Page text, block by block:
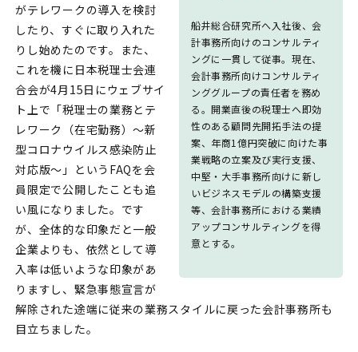
船井総合研究所へ入社後、会
計事務所向けのコンサルティ
ングに一貫して従事。現在、
会計事務所向けコンサルティ
ンググループの責任者を務め
る。開業直後の税理士へ即効
性のある顧問先開拓手法の提
案、年商1億円突破に向けた事
業戦略の立案及び実行支援、
中堅・大手事務所向けに新し
いビジネスモデルの構築支援
等、会計事務所における業績
アップコンサルティングを得
意とする。
がテレワークの導入を検討
したり、すぐに取り入れた
りし始めたのです。また、
これを機に日本税理士会連
合会が4月15日にウェブサイ
ト上で「税理士の業務とテ
レワーク（在宅勤務）～新
型コロナウイルス感染防止
対応版～」というFAQを会
員限定で公開したことも追
い風になりました。です
が、全体的な印象だと一般
企業よりも、依然として導
入率は低いような印象があ
りますし、緊急事態宣言が
解除された途端に従来の業務スタイルに戻った会計事務所も
目立ちました。